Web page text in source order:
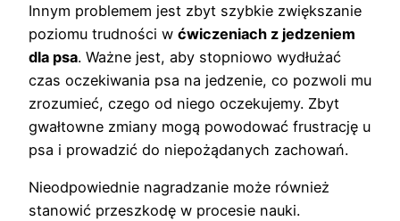
Innym problemem jest zbyt szybkie zwiększanie
poziomu trudności w ćwiczeniach z jedzeniem
dla psa. Ważne jest, aby stopniowo wydłużać
czas oczekiwania psa na jedzenie, co pozwoli mu
zrozumieć, czego od niego oczekujemy. Zbyt
gwałtowne zmiany mogą powodować frustrację u
psa i prowadzić do niepożądanych zachowań.
Nieodpowiednie nagradzanie może również
stanowić przeszkodę w procesie nauki.